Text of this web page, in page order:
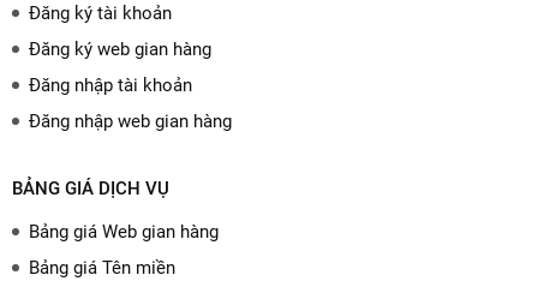
Đăng ký tài khoản
Đăng ký web gian hàng
Đăng nhập tài khoản
Đăng nhập web gian hàng
BẢNG GIÁ DỊCH VỤ
Bảng giá Web gian hàng
Bảng giá Tên miền